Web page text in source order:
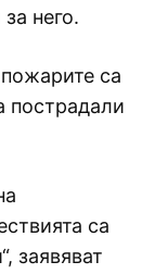
него.
са
пострадали
са
заявяват